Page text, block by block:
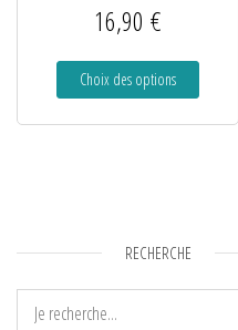
16,90 €
Choix des options
RECHERCHE